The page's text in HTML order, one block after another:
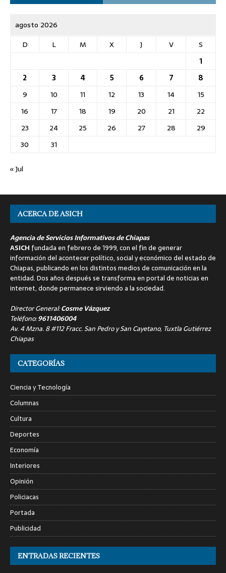
agosto 2026
D
L M X J V
S
1
2
3 4 5 6 7
8
9
10 11 12 13 14
15
16
17 18 19 20 21
22
23
24 25 26 27 28
29
30
31
« Jul
ACERCA DE ASICH
Agencia de Servicios Informativos de Chiapas
ASICH fundada en febrero de 1999, con el fin de generar
información del acontecer político, social y económico del estado de
Chiapas, publicando en los distintos medios de comunicación en la
entidad. Dos años después se transforma en portal de noticias en
internet, donde permanece sirviendo a la sociedad.
Director General:Cosme Vázquez
Teléfono:9611406004
Av. 4 Mzna. 8 #112 Fracc. San Pedro y San Cayetano, Tuxtla Gutiérrez
Chiapas
CATEGORÍAS
Ciencia y Tecnología
Columnas
Cultura
Deportes
Economía
Interiores
Opinión
Policiacas
Portada
Publicidad
ENTRADAS RECIENTES